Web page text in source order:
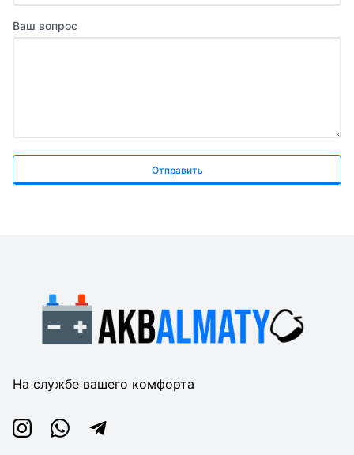
Ваш вопрос
Отправить
На службе вашего комфорта
InstagramWhatsappTelegram